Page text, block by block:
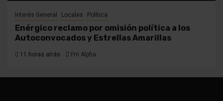
Interés General Locales Política
Enérgico reclamo por omisión política a los
Autoconvocados y Estrellas Amarillas
11 horas atrás Fm Alpha